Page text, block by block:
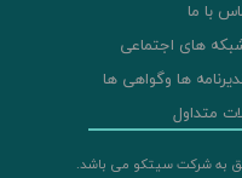
به شرکت سیتکو می باشد.
با ما
های اجتماعی
ها وگواهی ها
متداول